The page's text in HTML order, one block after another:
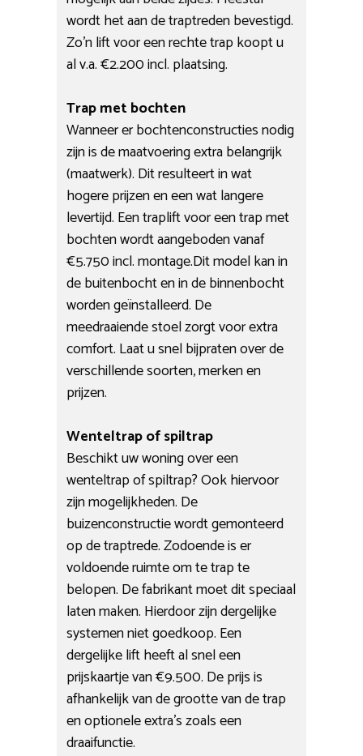
wordt het aan de traptreden bevestigd.
Zo’n lift voor een rechte trap koopt u
al v.a. €2.200 incl. plaatsing.
Trap met bochten
Wanneer er bochtenconstructies nodig
zijn is de maatvoering extra belangrijk
(maatwerk). Dit resulteert in wat
hogere prijzen en een wat langere
levertijd. Een traplift voor een trap met
bochten wordt aangeboden vanaf
€5.750 incl. montage.Dit model kan in
de buitenbocht en in de binnenbocht
worden geïnstalleerd. De
meedraaiende stoel zorgt voor extra
comfort. Laat u snel bijpraten over de
verschillende soorten, merken en
prijzen.
Wenteltrap of spiltrap
Beschikt uw woning over een
wenteltrap of spiltrap? Ook hiervoor
zijn mogelijkheden. De
buizenconstructie wordt gemonteerd
op de traptrede. Zodoende is er
voldoende ruimte om te trap te
belopen. De fabrikant moet dit speciaal
laten maken. Hierdoor zijn dergelijke
systemen niet goedkoop. Een
dergelijke lift heeft al snel een
prijskaartje van €9.500. De prijs is
afhankelijk van de grootte van de trap
en optionele extra’s zoals een
draaifunctie.